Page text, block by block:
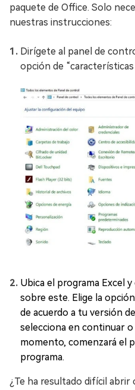
paquete de Office. Solo
nuestras instrucciones:
Dirígete al panel de
opción de
Ubica el programa Excel
sobre este. Elige la
de acuerdo a tu versión
selecciona en continuar
momento, comenzará el
programa.
¿Te ha resultado difícil abrir